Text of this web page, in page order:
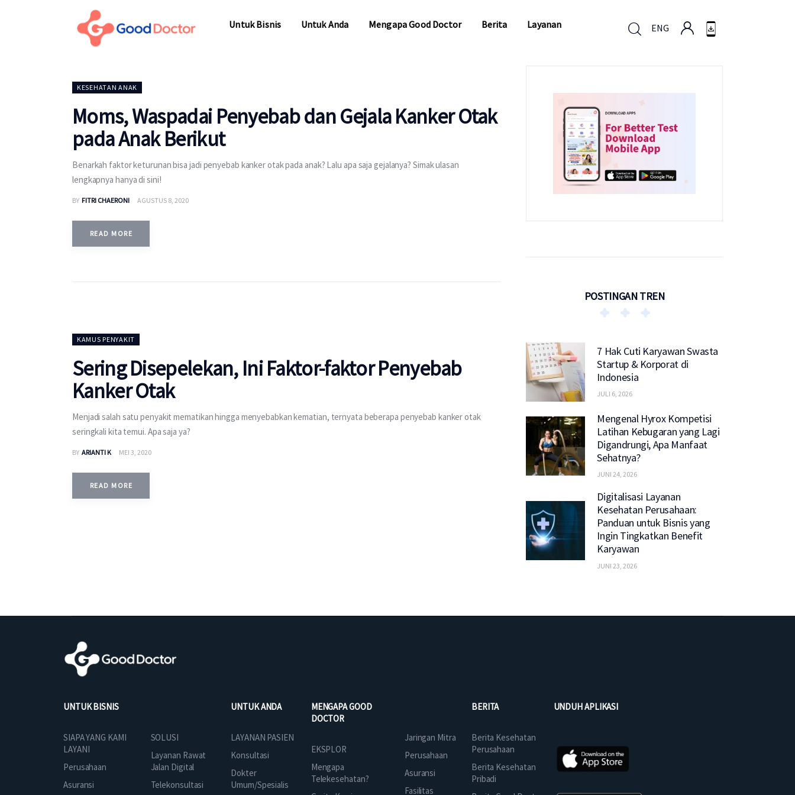
Untuk Bisnis Untuk Anda Mengapa Good Doctor Berita Layanan ENG
KESEHATAN ANAK
Moms, Waspadai Penyebab dan Gejala Kanker Otak
pada Anak Berikut
Benarkah faktor keturunan bisa jadi penyebab kanker otak pada anak? Lalu apa saja gejalanya? Simak ulasan
lengkapnya hanya di sini!
BY FITRI CHAERONI AGUSTUS 8, 2020
READ MORE
KAMUS PENYAKIT
Sering Disepelekan, Ini Faktor-faktor Penyebab
Kanker Otak
Menjadi salah satu penyakit mematikan hingga menyebabkan kematian, ternyata beberapa penyebab kanker otak
seringkali kita temui. Apa saja ya?
BY ARIANTI K MEI 3, 2020
READ MORE
POSTINGAN TREN
7 Hak Cuti Karyawan Swasta
Startup & Korporat di
Indonesia
JULI 6, 2026
Mengenal Hyrox Kompetisi
Latihan Kebugaran yang Lagi
Digandrungi, Apa Manfaat
Sehatnya?
JUNI 24, 2026
Digitalisasi Layanan
Kesehatan Perusahaan:
Panduan untuk Bisnis yang
Ingin Tingkatkan Benefit
Karyawan
JUNI 23, 2026
UNTUK BISNIS
SIAPA YANG KAMI
LAYANI
Perusahaan
Asuransi
SOLUSI
Layanan Rawat
Jalan Digital
Telekonsultasi
UNTUK ANDA
LAYANAN PASIEN
Konsultasi
Dokter
Umum/Spesialis
MENGAPA GOOD
DOCTOR
EKSPLOR
Mengapa
Telekesehatan?
Jaringan Mitra
Perusahaan
Asuransi
Fasilitas
BERITA
Berita Kesehatan
Perusahaan
Berita Kesehatan
Pribadi
UNDUH APLIKASI